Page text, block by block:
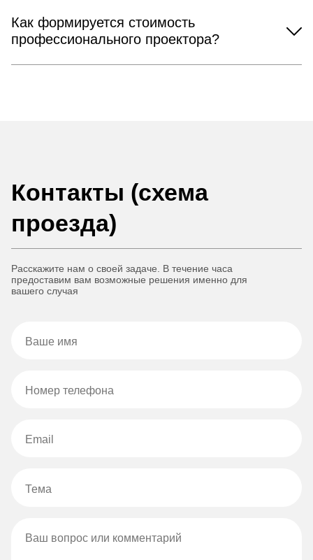
Как формируется стоимость
профессионального проектора?
Контакты (схема
проезда)
Расскажите нам о своей задаче. В течение часа
предоставим вам возможные решения именно для
вашего случая